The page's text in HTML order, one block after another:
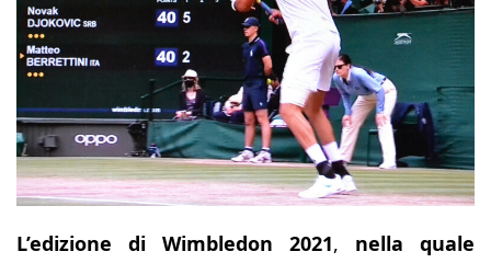
L’edizione di Wimbledon 2021, nella quale